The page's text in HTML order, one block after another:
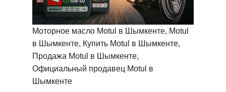
Моторное масло Motul в Шымкенте, Motul
в Шымкенте, Купить Motul в Шымкенте,
Продажа Motul в Шымкенте,
Официальный продавец Motul в
Шымкенте